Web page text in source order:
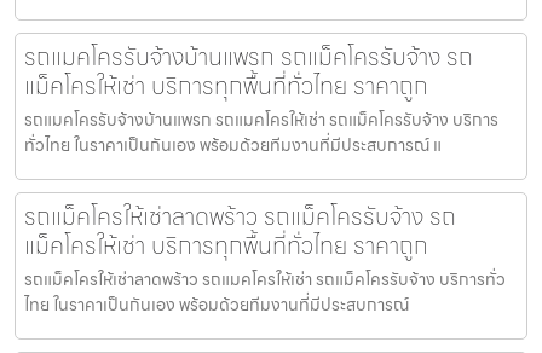
รถแมคโครรับจ้างบ้านแพรก รถแม็คโครรับจ้าง รถ
แม็คโครให้เช่า บริการทุกพื้นที่ทั่วไทย ราคาถูก
รถแมคโครรับจ้างบ้านแพรก รถแมคโครให้เช่า รถแม็คโครรับจ้าง บริการ
ทั่วไทย ในราคาเป็นกันเอง พร้อมด้วยทีมงานที่มีประสบการณ์ แ
รถแม็คโครให้เช่าลาดพร้าว รถแม็คโครรับจ้าง รถ
แม็คโครให้เช่า บริการทุกพื้นที่ทั่วไทย ราคาถูก
รถแม็คโครให้เช่าลาดพร้าว รถแมคโครให้เช่า รถแม็คโครรับจ้าง บริการทั่ว
ไทย ในราคาเป็นกันเอง พร้อมด้วยทีมงานที่มีประสบการณ์